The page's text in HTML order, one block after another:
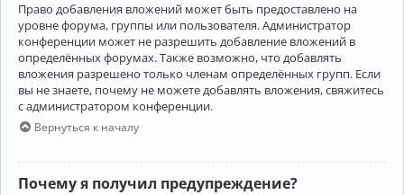
Право добавления вложений может быть предоставлено на
уровне форума, группы или пользователя. Администратор
конференции может не разрешить добавление вложений в
определённых форумах. Также возможно, что добавлять
вложения разрешено только членам определённых групп. Если
вы не знаете, почему не можете добавлять вложения, свяжитесь
с администратором конференции.
Вернуться к началу
Почему я получил предупреждение?